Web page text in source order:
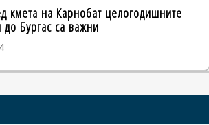
кмета на Карнобат целогодишните
Бургас са важни